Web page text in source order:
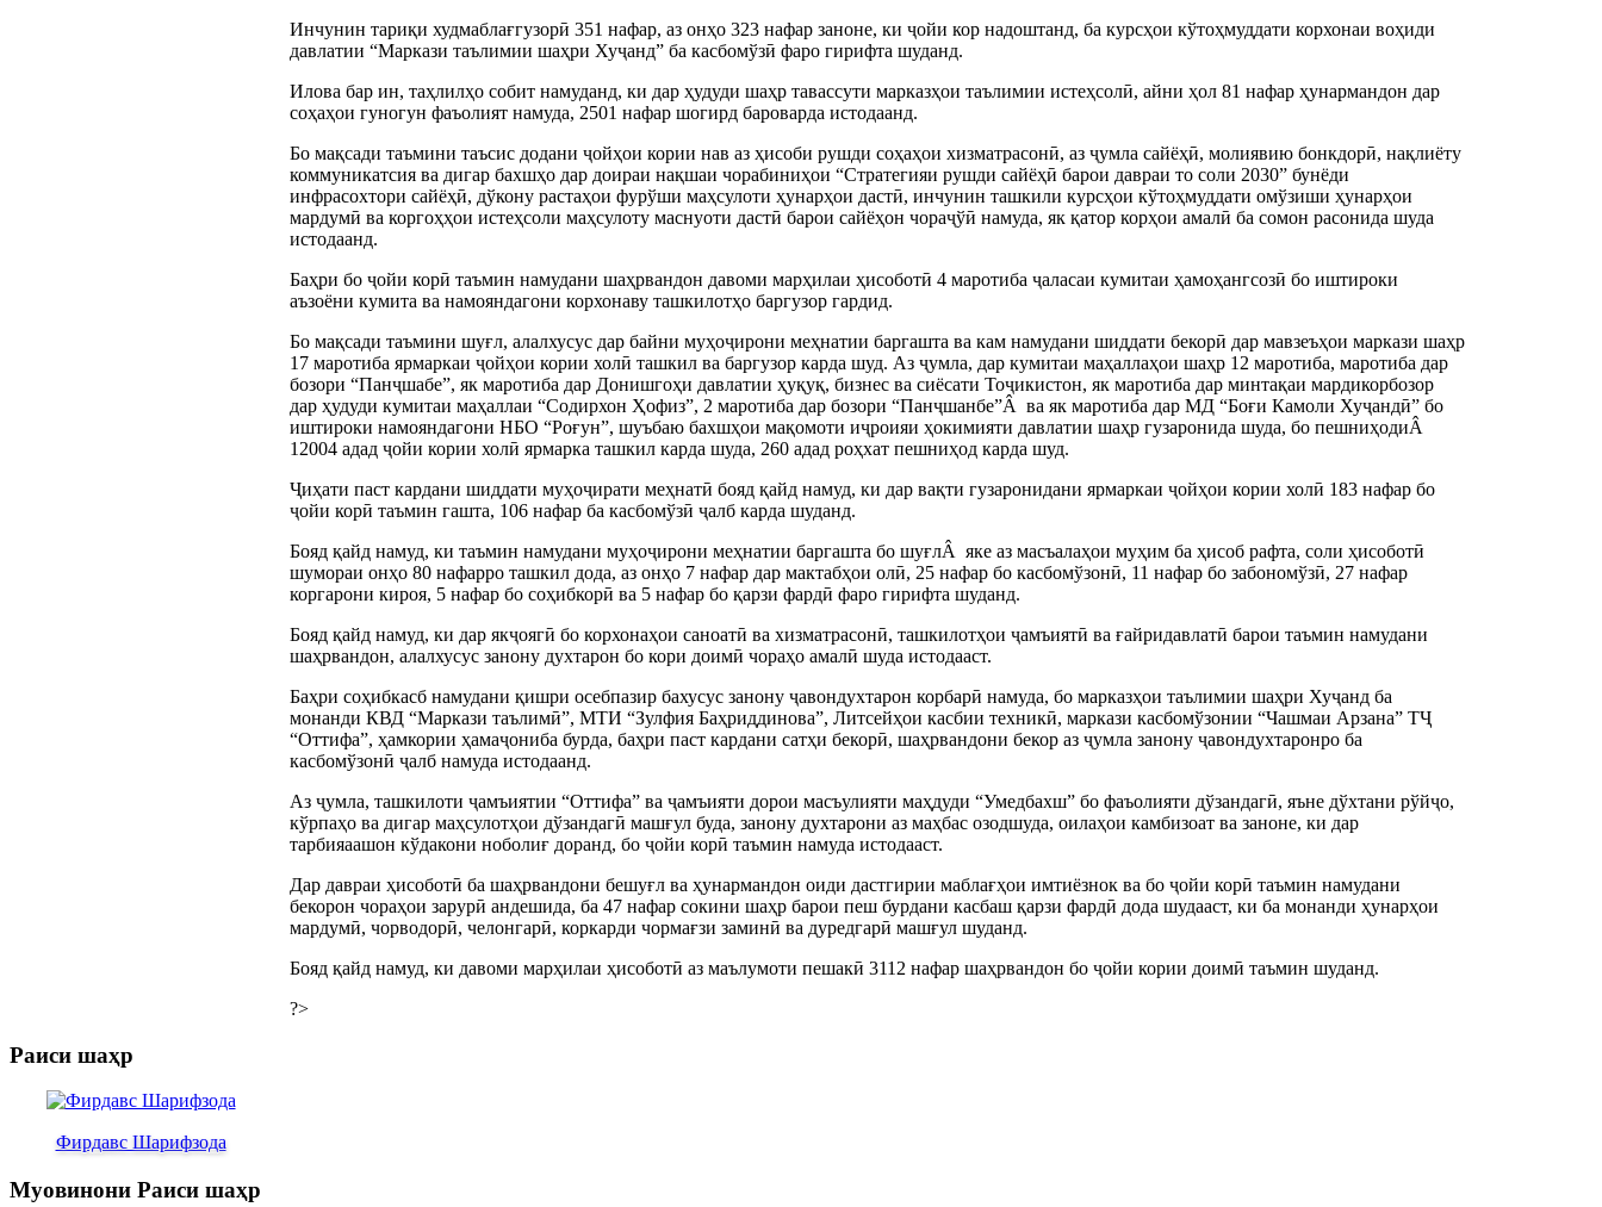
Инчунин тариқи худмаблағгузорӣ 351 нафар, аз онҳо 323 нафар заноне, ки ҷойи кор надоштанд, ба курсҳои кўтоҳмуддати корхонаи воҳиди
давлатии “Маркази таълимии шаҳри Хуҷанд” ба касбомўзӣ фаро гирифта шуданд.
Илова бар ин, таҳлилҳо собит намуданд, ки дар ҳудуди шаҳр тавассути марказҳои таълимии истеҳсолӣ, айни ҳол 81 нафар ҳунармандон дар
соҳаҳои гуногун фаъолият намуда, 2501 нафар шогирд бароварда истодаанд.
Бо мақсади таъмини таъсис додани ҷойҳои кории нав аз ҳисоби рушди соҳаҳои хизматрасонӣ, аз ҷумла сайёҳӣ, молиявию бонкдорӣ, нақлиёту
коммуникатсия ва дигар бахшҳо дар доираи нақшаи чорабиниҳои “Стратегияи рушди сайёҳӣ барои давраи то соли 2030” бунёди
инфрасохтори сайёҳӣ, дўкону растаҳои фурўши маҳсулоти ҳунарҳои дастӣ, инчунин ташкили курсҳои кўтоҳмуддати омўзиши ҳунарҳои
мардумӣ ва коргоҳҳои истеҳсоли маҳсулоту маснуоти дастӣ барои сайёҳон чораҷўӣ намуда, як қатор корҳои амалӣ ба сомон расонида шуда
истодаанд.
Баҳри бо ҷойи корӣ таъмин намудани шаҳрвандон давоми марҳилаи ҳисоботӣ 4 маротиба ҷаласаи кумитаи ҳамоҳангсозӣ бо иштироки
аъзоёни кумита ва намояндагони корхонаву ташкилотҳо баргузор гардид.
Бо мақсади таъмини шуғл, алалхусус дар байни муҳоҷирони меҳнатии баргашта ва кам намудани шиддати бекорӣ дар мавзеъҳои маркази шаҳр
17 маротиба ярмаркаи ҷойҳои кории холӣ ташкил ва баргузор карда шуд. Аз ҷумла, дар кумитаи маҳаллаҳои шаҳр 12 маротиба, маротиба дар
бозори “Панҷшабе”, як маротиба дар Донишгоҳи давлатии ҳуқуқ, бизнес ва сиёсати Тоҷикистон, як маротиба дар минтақаи мардикорбозор
дар ҳудуди кумитаи маҳаллаи “Содирхон Ҳофиз”, 2 маротиба дар бозори “Панҷшанбе”Â ва як маротиба дар МД “Боғи Камоли Хуҷандӣ” бо
иштироки намояндагони НБО “Роғун”, шуъбаю бахшҳои мақомоти иҷроияи ҳокимияти давлатии шаҳр гузаронида шуда, бо пешниҳодиÂ
12004 адад ҷойи кории холӣ ярмарка ташкил карда шуда, 260 адад роҳхат пешниҳод карда шуд.
Ҷиҳати паст кардани шиддати муҳоҷирати меҳнатӣ бояд қайд намуд, ки дар вақти гузаронидани ярмаркаи ҷойҳои кории холӣ 183 нафар бо
ҷойи корӣ таъмин гашта, 106 нафар ба касбомўзӣ ҷалб карда шуданд.
Бояд қайд намуд, ки таъмин намудани муҳоҷирони меҳнатии баргашта бо шуғлÂ яке аз масъалаҳои муҳим ба ҳисоб рафта, соли ҳисоботӣ
шумораи онҳо 80 нафарро ташкил дода, аз онҳо 7 нафар дар мактабҳои олӣ, 25 нафар бо касбомўзонӣ, 11 нафар бо забономўзӣ, 27 нафар
коргарони кироя, 5 нафар бо соҳибкорӣ ва 5 нафар бо қарзи фардӣ фаро гирифта шуданд.
Бояд қайд намуд, ки дар якҷоягӣ бо корхонаҳои саноатӣ ва хизматрасонӣ, ташкилотҳои ҷамъиятӣ ва ғайридавлатӣ барои таъмин намудани
шаҳрвандон, алалхусус занону духтарон бо кори доимӣ чораҳо амалӣ шуда истодааст.
Баҳри соҳибкасб намудани қишри осебпазир бахусус занону ҷавондухтарон корбарӣ намуда, бо марказҳои таълимии шаҳри Хуҷанд ба
монанди КВД “Маркази таълимӣ”, МТИ “Зулфия Баҳриддинова”, Литсейҳои касбии техникӣ, маркази касбомўзонии “Чашмаи Арзана” ТҶ
“Оттифа”, ҳамкории ҳамаҷониба бурда, баҳри паст кардани сатҳи бекорӣ, шаҳрвандони бекор аз ҷумла занону ҷавондухтаронро ба
касбомўзонӣ ҷалб намуда истодаанд.
Аз ҷумла, ташкилоти ҷамъиятии “Оттифа” ва ҷамъияти дорои масъулияти маҳдуди “Умедбахш” бо фаъолияти дўзандагӣ, яъне дўхтани рўйҷо,
кўрпаҳо ва дигар маҳсулотҳои дўзандагӣ машғул буда, занону духтарони аз маҳбас озодшуда, оилаҳои камбизоат ва заноне, ки дар
тарбияаашон кўдакони ноболиғ доранд, бо ҷойи корӣ таъмин намуда истодааст.
Дар давраи ҳисоботӣ ба шаҳрвандони бешуғл ва ҳунармандон оиди дастгирии маблағҳои имтиёзнок ва бо ҷойи корӣ таъмин намудани
бекорон чораҳои зарурӣ андешида, ба 47 нафар сокини шаҳр барои пеш бурдани касбаш қарзи фардӣ дода шудааст, ки ба монанди ҳунарҳои
мардумӣ, чорводорӣ, челонгарӣ, коркарди чормағзи заминӣ ва дуредгарӣ машғул шуданд.
Бояд қайд намуд, ки давоми марҳилаи ҳисоботӣ аз маълумоти пешакӣ 3112 нафар шаҳрвандон бо ҷойи кории доимӣ таъмин шуданд.
?>
Раиси шаҳр
Фирдавс Шарифзода
Муовинони Раиси шаҳр